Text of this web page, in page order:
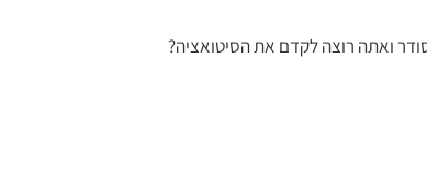
ואתה רוצה לקדם את הסיטואציה?